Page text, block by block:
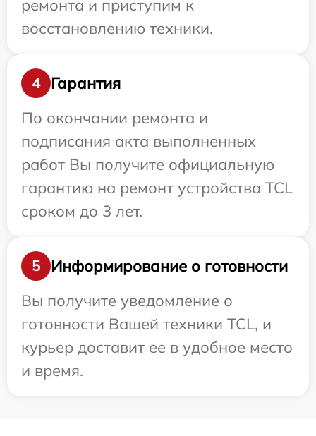
ремонта и приступим к
восстановлению техники.
4
Гарантия
По окончании ремонта и
подписания акта выполненных
работ Вы получите официальную
гарантию на ремонт устройства TCL
сроком до 3 лет.
5
Информирование о готовности
Вы получите уведомление о
готовности Вашей техники TCL, и
курьер доставит ее в удобное место
и время.